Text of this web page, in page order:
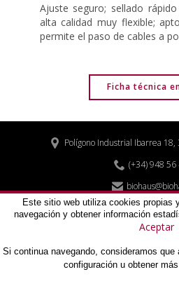
Ajuste seguro; sellado
alta calidad muy flexible;
permite el paso de cables a
Ficha técnica
 Polígono Industrial Ibarrea 18,
 (+34) 948 56

Aviso legal
Política de
Cookies
Este sitio web utiliza cookies propias
navegación y obtener información
Aceptar
Si continua navegando, consideramos
configuración u obtener